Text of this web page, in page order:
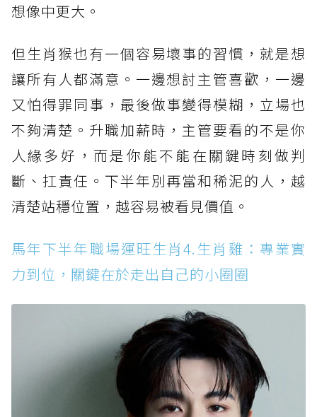
想像中更大。
但生肖猴也有一個容易壞事的習慣，就是想
讓所有人都滿意。一邊想討主管喜歡，一邊
又怕得罪同事，最後做事變得模糊，立場也
不夠清楚。升職加薪時，主管要看的不是你
人緣多好，而是你能不能在關鍵時刻做判
斷、扛責任。下半年別再當和稀泥的人，越
清楚站穩位置，越容易被看見價值。
馬年下半年職場運旺生肖4.生肖雞：專業實
力到位，關鍵在於走出自己的小圈圈